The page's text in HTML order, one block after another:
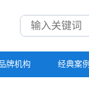
牌机构 经典案例